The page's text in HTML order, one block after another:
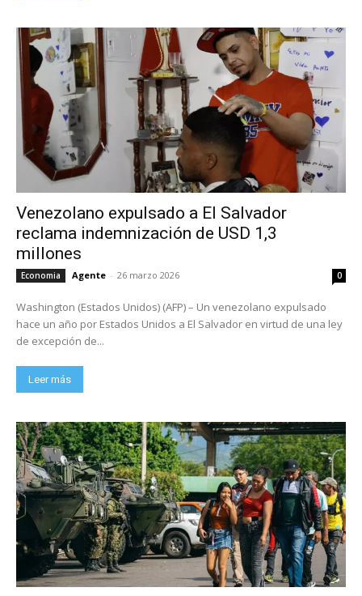
Venezolano expulsado a El Salvador
reclama indemnización de USD 1,3
millones
Economia Agente - 26 marzo 2026 0
Washington (Estados Unidos) (AFP) – Un venezolano expulsado
hace un año por Estados Unidos a El Salvador en virtud de una ley
de excepción de...
Leer más